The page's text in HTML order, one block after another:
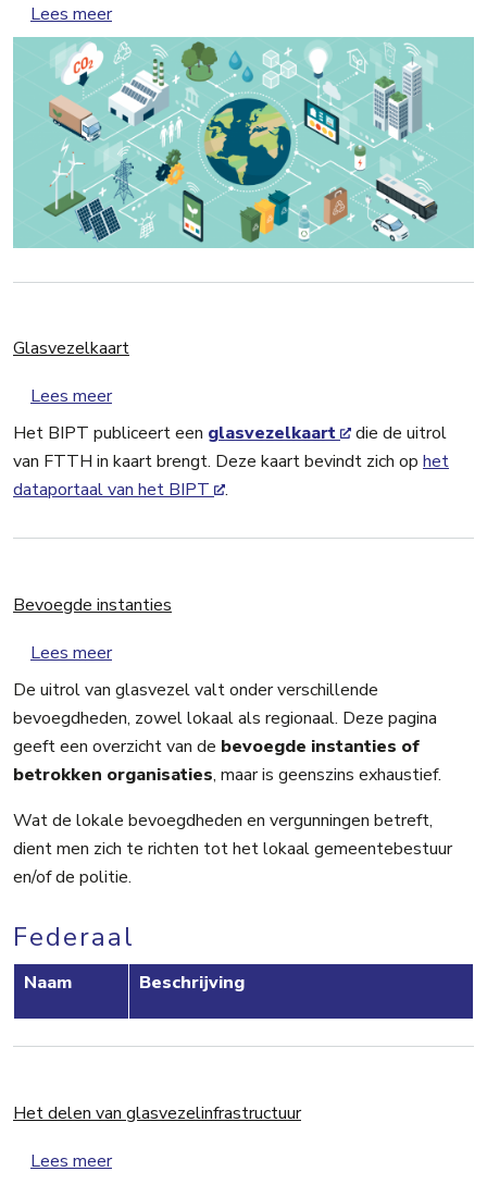
Lees meerover Glasvezel en het milieu
Glasvezelkaart
Lees meerover Glasvezelkaart
Het BIPT publiceert een glasvezelkaart
die de uitrol
van FTTH in kaart brengt. Deze kaart bevindt zich op het
dataportaal van het BIPT
.
Bevoegde instanties
Lees meerover Bevoegde instanties
De uitrol van glasvezel valt onder verschillende
bevoegdheden, zowel lokaal als regionaal. Deze pagina
geeft een overzicht van de bevoegde instanties of
betrokken organisaties, maar is geenszins exhaustief.
Wat de lokale bevoegdheden en vergunningen betreft,
dient men zich te richten tot het lokaal gemeentebestuur
en/of de politie.
Federaal
Naam Beschrijving
Het delen van glasvezelinfrastructuur
Lees meerover Het delen van glasvezelinfrastructuur